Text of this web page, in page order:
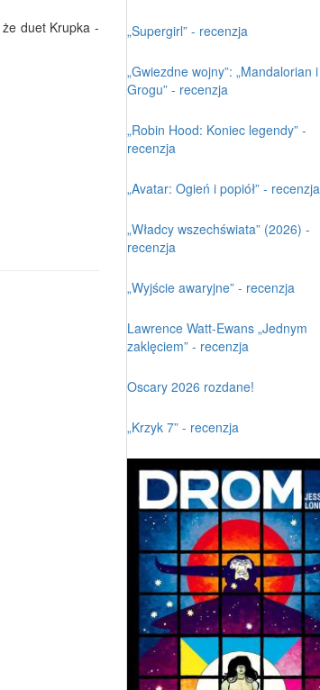
duet Krupka -
„Supergirl” - recenzja
„Gwiezdne wojny”: „Mandalorian i
Grogu” - recenzja
„Robin Hood: Koniec legendy” -
recenzja
„Avatar: Ogień i popiół” - recenzja
„Władcy wszechświata” (2026) -
recenzja
„Wyjście awaryjne” - recenzja
Lawrence Watt-Ewans „Jednym
zaklęciem” - recenzja
Oscary 2026 rozdane!
„Krzyk 7” - recenzja